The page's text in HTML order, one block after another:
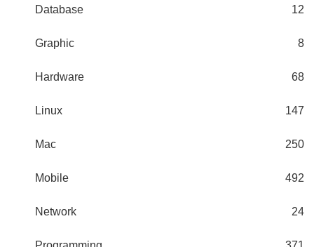
Database 12
Graphic 8
Hardware 68
Linux 147
Mac 250
Mobile 492
Network 24